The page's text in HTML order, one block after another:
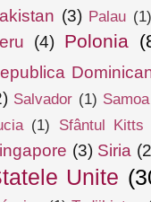
(3) Palau (1)
(4) Polonia
Salvador (1) Samoa
(1) Sfântul
(3) Siria
Unite